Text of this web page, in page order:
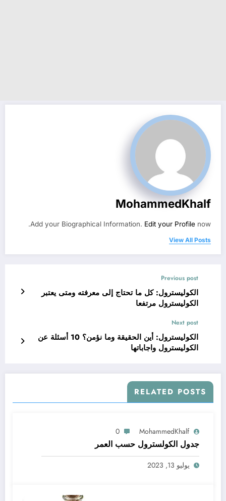
MohammedKhalf
Add your Biographical Information. Edit your Profile now.
View All Posts
Previous post
الكوليسترول: كل ما تحتاج إلى معرفته ومتى يعتبر
الكوليسترول مرتفعا
Next post
الكوليسترول: أين الحقيقة وما نؤمن؟ 10 أسئلة عن
الكوليسترول واجاباتها
RELATED POSTS
MohammedKhalf
0
جدول الكولسترول حسب العمر
يوليو 13, 2023